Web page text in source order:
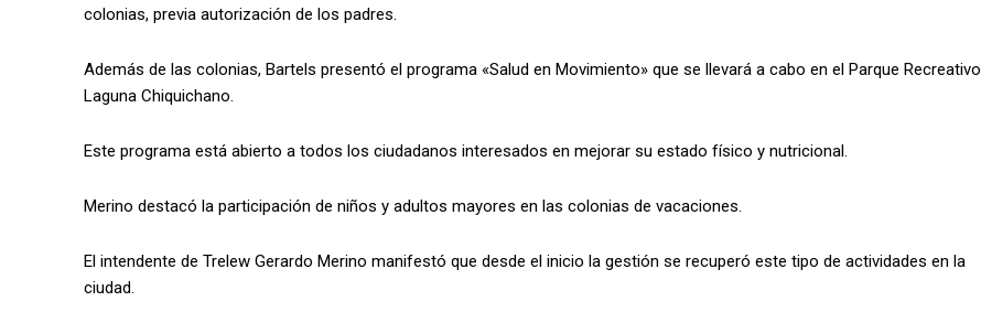
colonias, previa autorización de los padres.
Además de las colonias, Bartels presentó el programa «Salud en Movimiento» que se llevará a cabo en el Parque Recreativo
Laguna Chiquichano.
Este programa está abierto a todos los ciudadanos interesados en mejorar su estado físico y nutricional.
Merino destacó la participación de niños y adultos mayores en las colonias de vacaciones.
El intendente de Trelew Gerardo Merino manifestó que desde el inicio la gestión se recuperó este tipo de actividades en la
ciudad.